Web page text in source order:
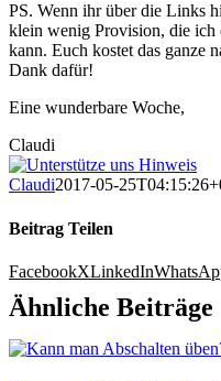
PS. Wenn ihr über die Links
klein wenig Provision, die ich
kann. Euch kostet das ganze
Dank dafür!
Eine wunderbare Woche,
Claudi
Claudi2017-05-
Beitrag Teilen
FacebookXLinkedIn
Ähnliche Beiträge